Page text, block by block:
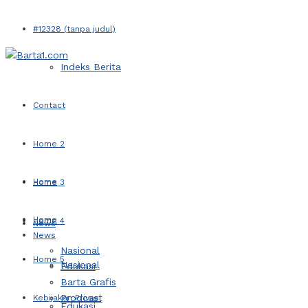
#12328 (tanpa judul)
Indeks Berita
Contact
Home 2
Home 3
Home 4
Home 5
Kebijakan Privasi
Home
News
Nasional
Home
News
Nasional
Edukasi
Barta Grafis
Prodcast